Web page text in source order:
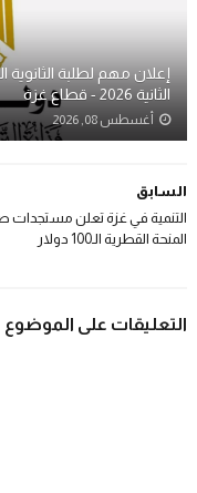
إعلان مهم لطلبة
الثانية 2026 - قطاع غزة
أغسطس 08, 2026
السابق
التنمية في غزة تعلن مستجدات
المنحة القطرية الـ100 دولار
التعليقات على الموضوع